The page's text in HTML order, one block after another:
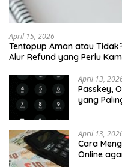
April 15, 2026
Tentopup Aman atau
Alur Refund yang Perlu
April 13,
Passkey,
yang
April 13,
Cara
Online